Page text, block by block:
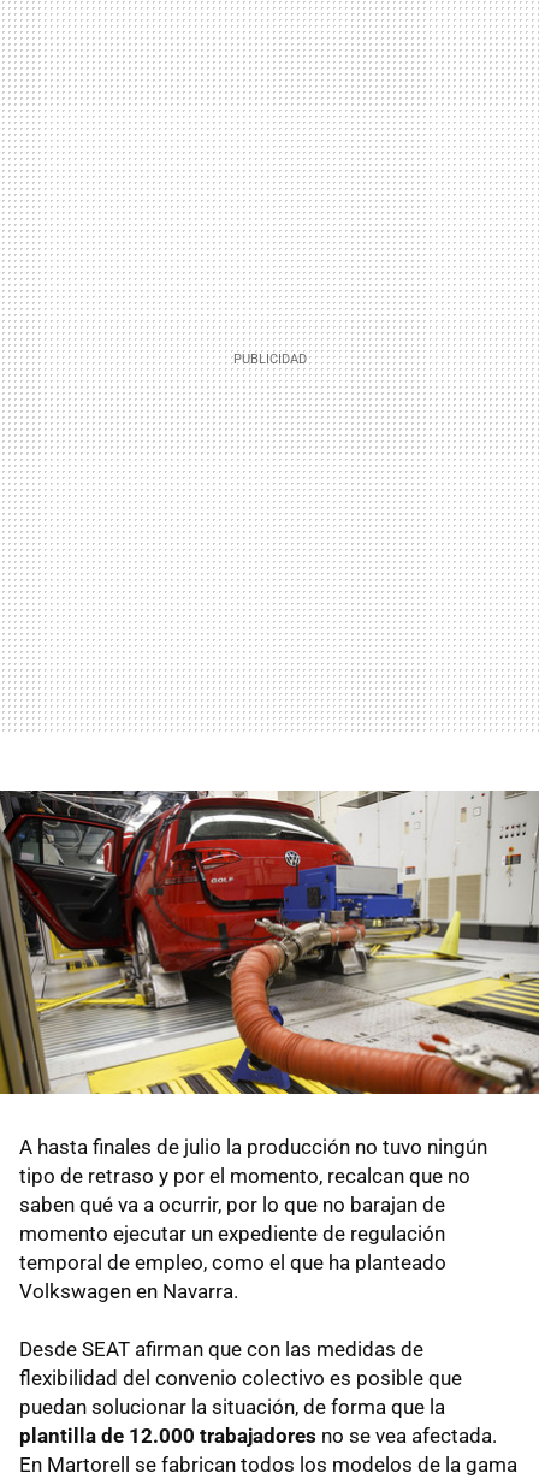
A hasta finales de julio la producción no tuvo ningún
tipo de retraso y por el momento, recalcan que no
saben qué va a ocurrir, por lo que no barajan de
momento ejecutar un expediente de regulación
temporal de empleo, como el que ha planteado
Volkswagen en Navarra.
Desde SEAT afirman que con las medidas de
flexibilidad del convenio colectivo es posible que
puedan solucionar la situación, de forma que la
plantilla de 12.000 trabajadores no se vea afectada.
En Martorell se fabrican todos los modelos de la gama